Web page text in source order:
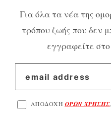
Για όλα τα νέα της
τρόπου ζωής που δεν
εγγραφείτε στο
ΑΠΟΔΟΧΗ ΟΡΩΝ ΧΡΗΣΗΣ